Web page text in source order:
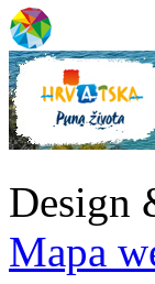
Design
Mapa